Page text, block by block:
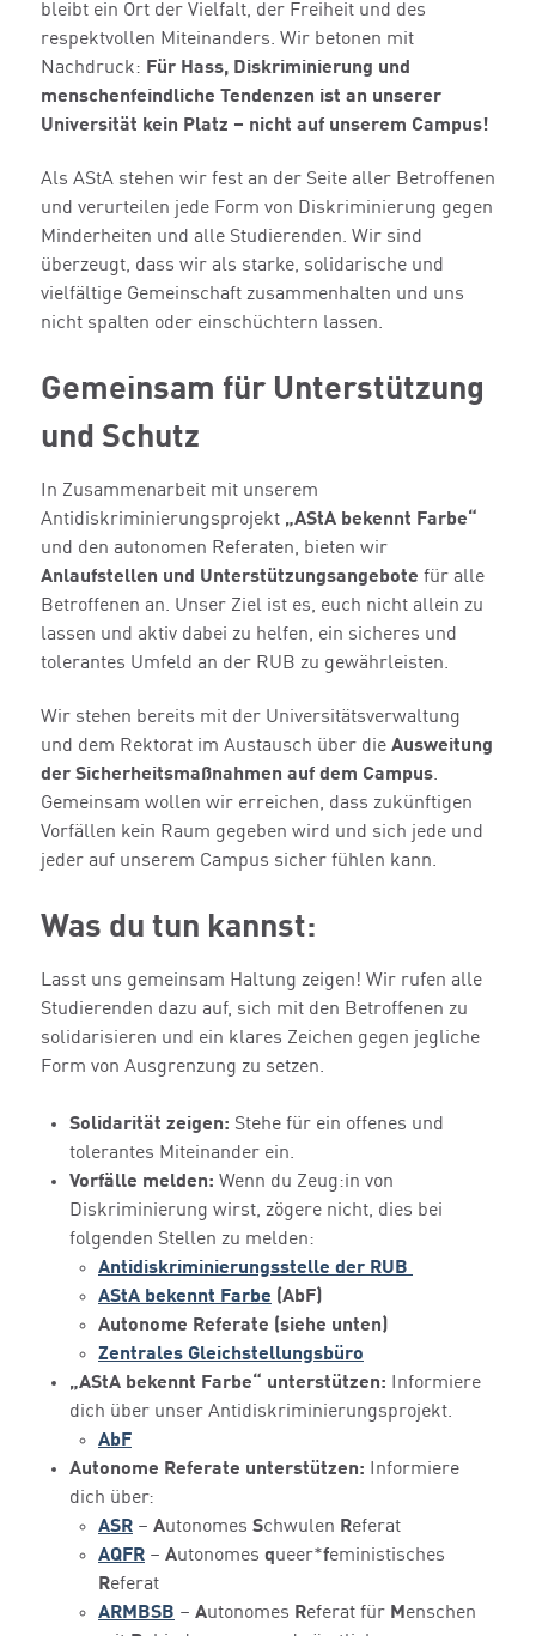
bleibt ein Ort der Vielfalt, der Freiheit und des
respektvollen Miteinanders. Wir betonen mit
Nachdruck: Für Hass, Diskriminierung und
menschenfeindliche Tendenzen ist an unserer
Universität kein Platz – nicht auf unserem Campus!
Als AStA stehen wir fest an der Seite aller Betroffenen
und verurteilen jede Form von Diskriminierung gegen
Minderheiten und alle Studierenden. Wir sind
überzeugt, dass wir als starke, solidarische und
vielfältige Gemeinschaft zusammenhalten und uns
nicht spalten oder einschüchtern lassen.
Gemeinsam für Unterstützung
und Schutz
In Zusammenarbeit mit unserem
Antidiskriminierungsprojekt „AStA bekennt Farbe“
und den autonomen Referaten, bieten wir
Anlaufstellen und Unterstützungsangebote für alle
Betroffenen an. Unser Ziel ist es, euch nicht allein zu
lassen und aktiv dabei zu helfen, ein sicheres und
tolerantes Umfeld an der RUB zu gewährleisten.
Wir stehen bereits mit der Universitätsverwaltung
und dem Rektorat im Austausch über die Ausweitung
der Sicherheitsmaßnahmen auf dem Campus.
Gemeinsam wollen wir erreichen, dass zukünftigen
Vorfällen kein Raum gegeben wird und sich jede und
jeder auf unserem Campus sicher fühlen kann.
Was du tun kannst:
Lasst uns gemeinsam Haltung zeigen! Wir rufen alle
Studierenden dazu auf, sich mit den Betroffenen zu
solidarisieren und ein klares Zeichen gegen jegliche
Form von Ausgrenzung zu setzen.
Solidarität zeigen: Stehe für ein offenes und
tolerantes Miteinander ein.
Vorfälle melden: Wenn du Zeug:in von
Diskriminierung wirst, zögere nicht, dies bei
folgenden Stellen zu melden:
Antidiskriminierungsstelle der RUB
AStA bekennt Farbe (AbF)
Autonome Referate (siehe unten)
Zentrales Gleichstellungsbüro
„AStA bekennt Farbe“ unterstützen: Informiere
dich über unser Antidiskriminierungsprojekt.
AbF
Autonome Referate unterstützen:
Informiere
dich über:
ASR – Autonomes Schwulen Referat
AQFR – Autonomes queer*feministisches
Referat
ARMBSB – Autonomes Referat für M enschen